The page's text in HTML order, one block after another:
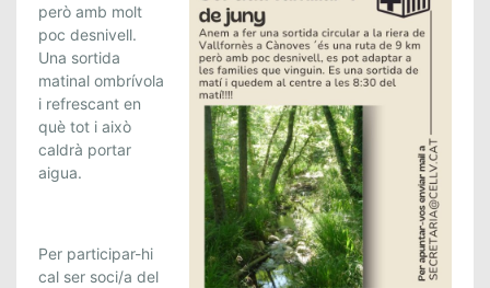
però amb molt
poc desnivell.
Una sortida
matinal ombrívola
i refrescant en
què tot i això
caldrà portar
aigua.
Per participar-hi
cal ser soci/a del